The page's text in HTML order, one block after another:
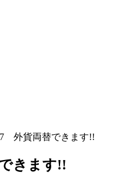
7 外貨両替できます!!
きます!!